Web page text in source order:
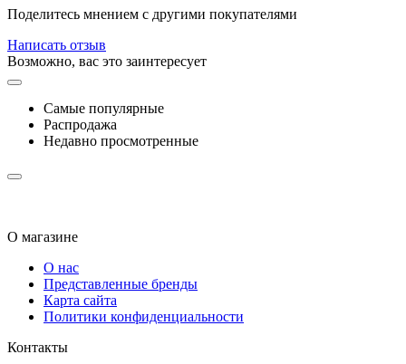
Поделитесь мнением с другими покупателями
Написать отзыв
Возможно, вас это заинтересует
Самые популярные
Распродажа
Недавно просмотренные
О магазине
О нас
Представленные бренды
Карта сайта
Политики конфиденциальности
Контакты